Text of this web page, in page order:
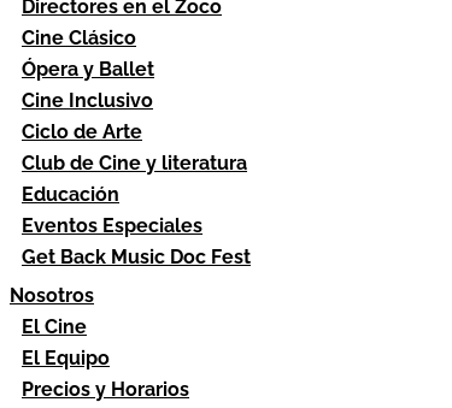
Directores en el Zoco
Cine Clásico
Ópera y Ballet
Cine Inclusivo
Ciclo de Arte
Club de Cine y literatura
Educación
Eventos Especiales
Get Back Music Doc Fest
Nosotros
El Cine
El Equipo
Precios y Horarios